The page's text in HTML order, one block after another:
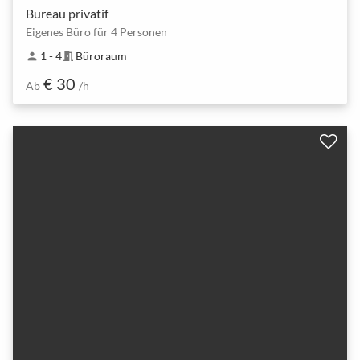
Bureau privatif
Eigenes Büro für 4 Personen
person 1 - 4meeting_room Büroraum
Ab € 30 /h